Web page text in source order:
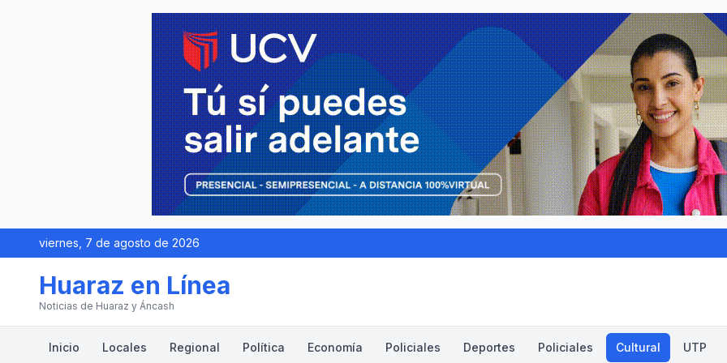
viernes, 7 de agosto de 2026
Huaraz en Línea
Noticias de Huaraz y Áncash
Inicio Locales Regional Política Economía Policiales Deportes Policiales Cultural UTP